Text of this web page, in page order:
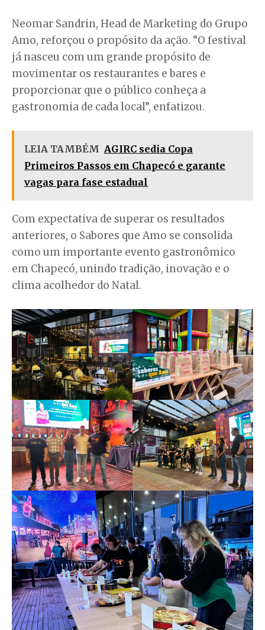
Neomar Sandrin, Head de Marketing do Grupo
Amo, reforçou o propósito da ação. “O festival
já nasceu com um grande propósito de
movimentar os restaurantes e bares e
proporcionar que o público conheça a
gastronomia de cada local”, enfatizou.
LEIA TAMBÉM AGIRC sedia Copa
Primeiros Passos em Chapecó e garante
vagas para fase estadual
Com expectativa de superar os resultados
anteriores, o Sabores que Amo se consolida
como um importante evento gastronômico
em Chapecó, unindo tradição, inovação e o
clima acolhedor do Natal.